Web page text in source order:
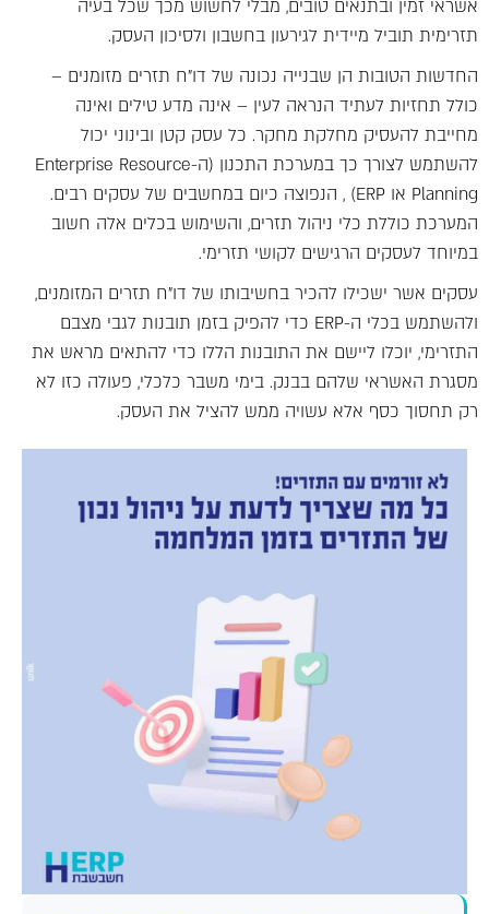
אשראי זמין ובתנאים טובים, מבלי לחשוש מכך שכל בעיה
תזרימית תוביל מיידית לגירעון בחשבון ולסיכון העסק.
החדשות הטובות הן שבנייה נכונה של דו"ח תזרים מזומנים –
כולל תחזיות לעתיד הנראה לעין – אינה מדע טילים ואינה
מחייבת להעסיק מחלקת מחקר. כל עסק קטן ובינוני יכול
להשתמש לצורך כך במערכת התכנון (ה-Enterprise Resource
Planning או ERP) , הנפוצה כיום במחשבים של עסקים רבים.
המערכת כוללת כלי ניהול תזרים, והשימוש בכלים אלה חשוב
במיוחד לעסקים הרגישים לקושי תזרימי.
עסקים אשר ישכילו להכיר בחשיבותו של דו"ח תזרים המזומנים,
ולהשתמש בכלי ה-ERP כדי להפיק בזמן תובנות לגבי מצבם
התזרימי, יוכלו ליישם את התובנות הללו כדי להתאים מראש את
מסגרת האשראי שלהם בבנק. בימי משבר כלכלי, פעולה כזו לא
רק תחסוך כסף אלא עשויה ממש להציל את העסק.